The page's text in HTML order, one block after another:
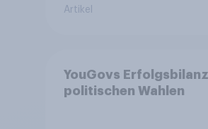
Artikel
YouGovs
politischen Wahlen